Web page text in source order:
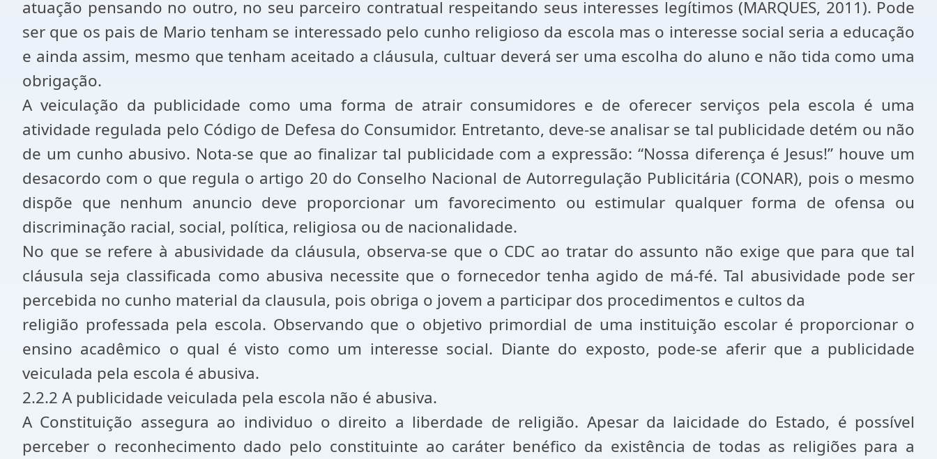
atuação pensando no outro, no seu parceiro contratual respeitando seus interesses legítimos (MARQUES, 2011). Pode
ser que os pais de Mario tenham se interessado pelo cunho religioso da escola mas o interesse social seria a educação
e ainda assim, mesmo que tenham aceitado a cláusula, cultuar deverá ser uma escolha do aluno e não tida como uma
obrigação.
A veiculação da publicidade como uma forma de atrair consumidores e de oferecer serviços pela escola é uma
atividade regulada pelo Código de Defesa do Consumidor. Entretanto, deve-se analisar se tal publicidade detém ou não
de um cunho abusivo. Nota-se que ao finalizar tal publicidade com a expressão: “Nossa diferença é Jesus!” houve um
desacordo com o que regula o artigo 20 do Conselho Nacional de Autorregulação Publicitária (CONAR), pois o mesmo
dispõe que nenhum anuncio deve proporcionar um favorecimento ou estimular qualquer forma de ofensa ou
discriminação racial, social, política, religiosa ou de nacionalidade.
No que se refere à abusividade da cláusula, observa-se que o CDC ao tratar do assunto não exige que para que tal
cláusula seja classificada como abusiva necessite que o fornecedor tenha agido de má-fé. Tal abusividade pode ser
percebida no cunho material da clausula, pois obriga o jovem a participar dos procedimentos e cultos da
religião professada pela escola. Observando que o objetivo primordial de uma instituição escolar é proporcionar o
ensino acadêmico o qual é visto como um interesse social. Diante do exposto, pode-se aferir que a publicidade
veiculada pela escola é abusiva.
2.2.2 A publicidade veiculada pela escola não é abusiva.
A Constituição assegura ao individuo o direito a liberdade de religião. Apesar da laicidade do Estado, é possível
perceber o reconhecimento dado pelo constituinte ao caráter benéfico da existência de todas as religiões para a